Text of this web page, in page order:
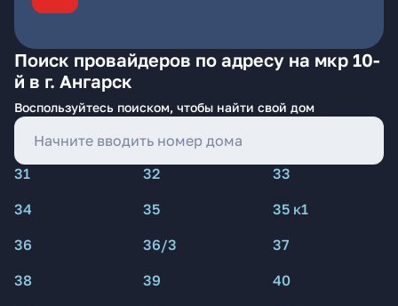
Поиск провайдеров по адресу на мкр 10-
й в г. Ангарск
Воспользуйтесь поиском, чтобы найти свой дом
31 32
33
34
35
35 к1
36
36/3
37
38
39
40